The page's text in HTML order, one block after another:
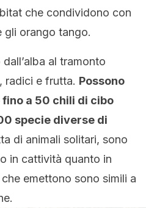
che condividono con
gli orango tango.
al tramonto
radici e frutta. Possono
a 50 chili di cibo
specie diverse di
di animali solitari, sono
in cattività quanto in
emettono sono simili a